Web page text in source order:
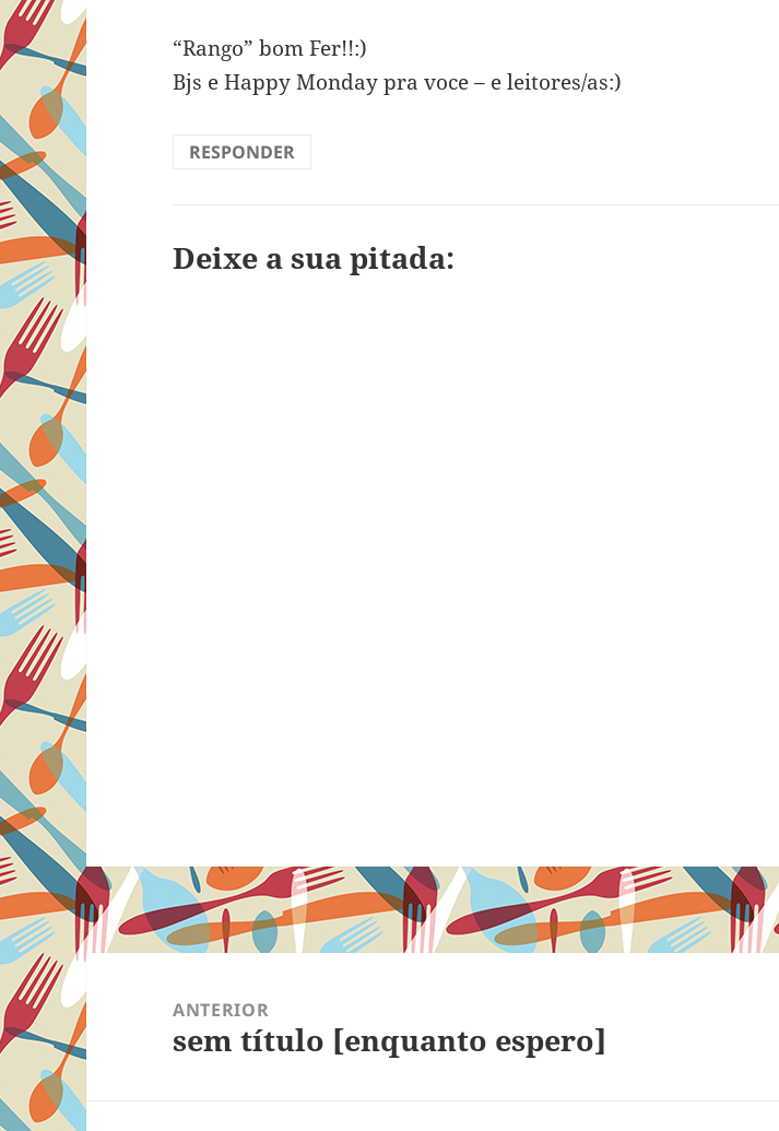
“Rango” bom Fer!!:)
Bjs e Happy Monday pra voce – e leitores/as:)
RESPONDER
Deixe a sua pitada:
Navegação
de
Post
ANTERIOR
Post
sem título [enquanto espero]